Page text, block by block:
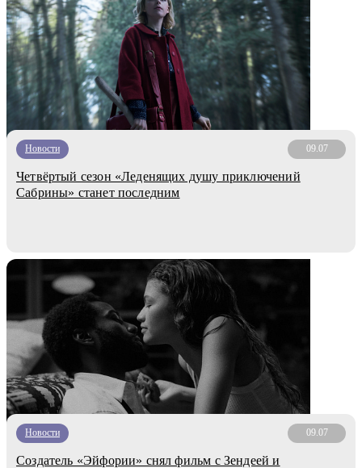
Новости 09.07
Четвёртый сезон «Леденящих душу приключений
Сабрины» станет последним
Новости 09.07
Создатель «Эйфории» снял фильм с Зендеей и